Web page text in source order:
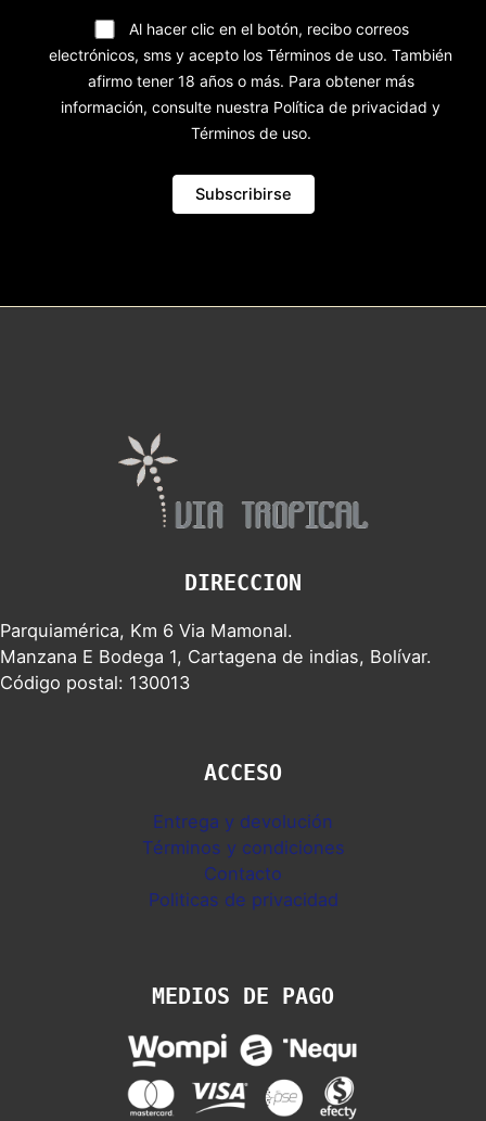
Al hacer clic en el botón, recibo correos
electrónicos, sms y acepto los Términos de uso. También
afirmo tener 18 años o más. Para obtener más
información, consulte nuestra Política de privacidad y
Términos de uso.
DIRECCION
Parquiamérica, Km 6 Via Mamonal.
Manzana E Bodega 1, Cartagena de indias, Bolívar.
Código postal: 130013
ACCESO
Entrega y devolución
Términos y condiciones
Contacto
Politicas de privacidad
MEDIOS DE PAGO